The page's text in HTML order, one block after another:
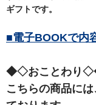
ギフトです。
■電子BOOKで内
◆◇おことわり
こちらの商品に